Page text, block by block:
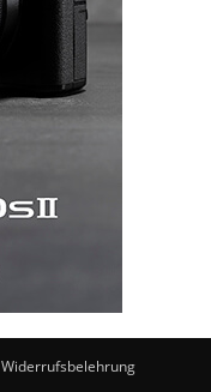
Widerrufsbelehrung